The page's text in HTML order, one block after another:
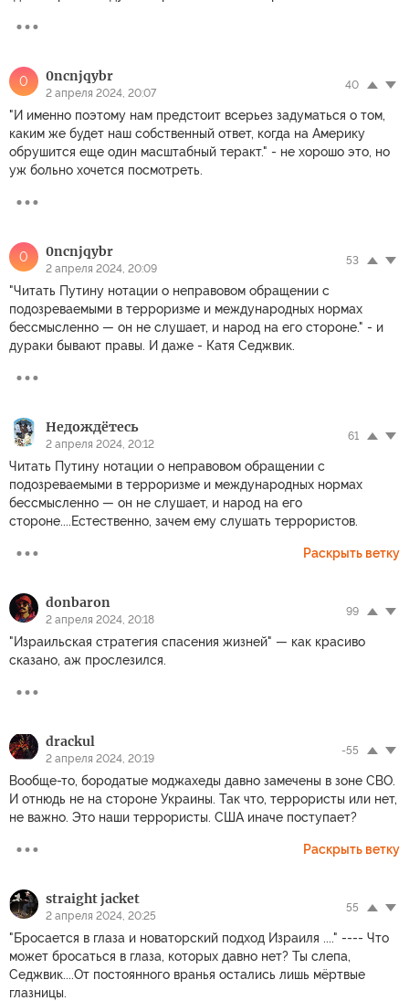
0 0ncnjqybr
2 апреля 2024, 20:07
40
"И именно поэтому нам предстоит всерьез задуматься о том,
каким же будет наш собственный ответ, когда на Америку
обрушится еще один масштабный теракт." - не хорошо это, но
уж больно хочется посмотреть.
0 0ncnjqybr
2 апреля 2024, 20:09
53
"Читать Путину нотации о неправовом обращении с
подозреваемыми в терроризме и международных нормах
бессмысленно — он не слушает, и народ на его стороне." - и
дураки бывают правы. И даже - Катя Седжвик.
Недождётесь
2 апреля 2024, 20:12
61
Читать Путину нотации о неправовом обращении с
подозреваемыми в терроризме и международных нормах
бессмысленно — он не слушает, и народ на его
стороне....Естественно, зачем ему слушать террористов.
Раскрыть ветку
donbaron
2 апреля 2024, 20:18
99
"Израильская стратегия спасения жизней" — как красиво
сказано, аж прослезился.
drackul
2 апреля 2024, 20:19
-55
Вообще-то, бородатые моджахеды давно замечены в зоне СВО.
И отнюдь не на стороне Украины. Так что, террористы или нет,
не важно. Это наши террористы. США иначе поступает?
Раскрыть ветку
straight jacket
2 апреля 2024, 20:25
55
"Бросается в глаза и новаторский подход Израиля ...." ---- Что
может бросаться в глаза, которых давно нет? Ты слепа,
Седжвик....От постоянного вранья остались лишь мёртвые
глазницы.